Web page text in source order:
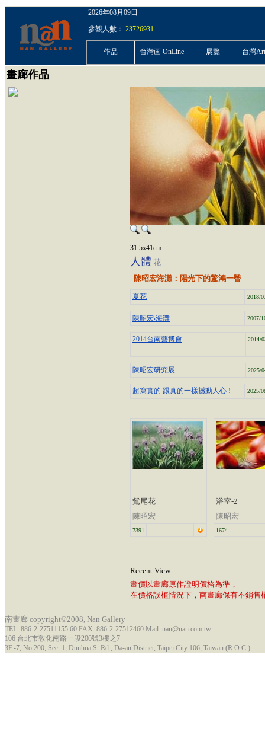
2026年08月09日
參觀人數： 23726931
作品 台灣画 OnLine 展覽 台灣
畫廊作品
31.5x41cm
人體 花
陳昭宏海灘：陽光下的驚鴻一瞥
夏花 2018/
陳昭宏‧海灘 2007/
2014台南藝博會 2014/
陳昭宏研究展 2025/
超寫實的 跟真的一樣撼動人心 ! 2025/
鴛尾花
陳昭宏
7391
浴室-2
陳昭宏
1674
Recent View:
畫價以畫廊原作證明價格為準，
在價格誤植情況下，南畫廊保有不銷售
南畫廊 copyright©2008, Nan Gallery
TEL: 886-2-27511155 60 FAX: 886-2-27512460 Mail: nan@nan.com.tw
106 台北市敦化南路一段200號3樓之7
3F.-7, No.200, Sec. 1, Dunhua S. Rd., Da-an District, Taipei City 106, Taiwan (R.O.C.)